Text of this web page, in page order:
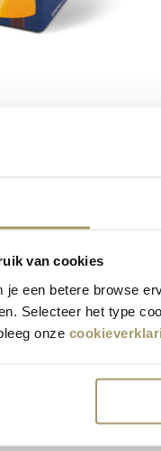
van cookies
je een betere browse
Selecteer het type
onze
hollandais de
première qualité